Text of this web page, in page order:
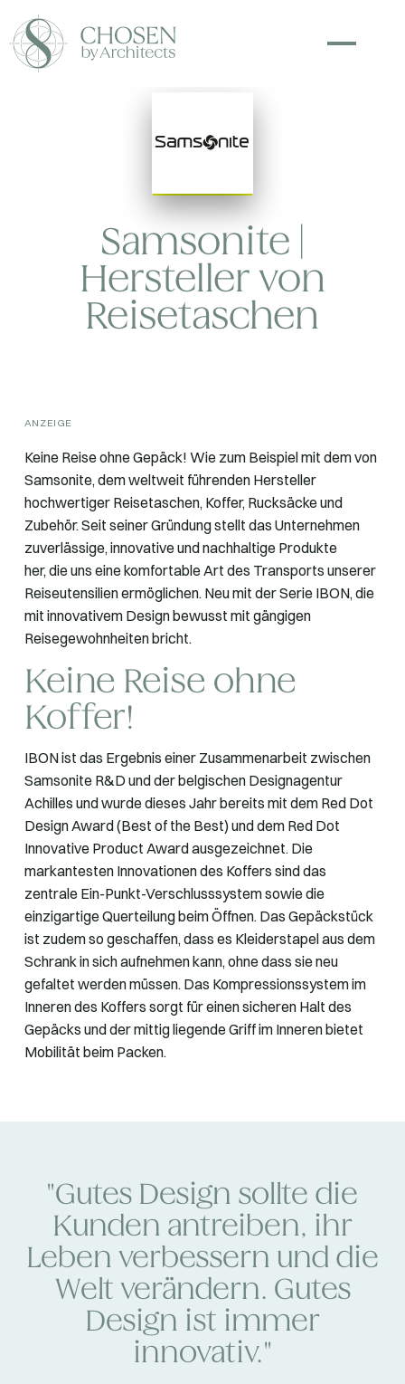
Samsonite |
Hersteller von
Reisetaschen
ANZEIGE
Keine Reise ohne Gepäck! Wie zum Beispiel mit dem von
Samsonite, dem weltweit führenden Hersteller
hochwertiger Reisetaschen, Koffer, Rucksäcke und
Zubehör. Seit seiner Gründung stellt das Unternehmen
zuverlässige, innovative und nachhaltige Produkte
her, die uns eine komfortable Art des Transports unserer
Reiseutensilien ermöglichen. Neu mit der Serie IBON, die
mit innovativem Design bewusst mit gängigen
Reisegewohnheiten bricht.
Keine Reise ohne
Koffer!
IBON ist das Ergebnis einer Zusammenarbeit zwischen
Samsonite R&D und der belgischen Designagentur
Achilles und wurde dieses Jahr bereits mit dem Red Dot
Design Award (Best of the Best) und dem Red Dot
Innovative Product Award ausgezeichnet. Die
markantesten Innovationen des Koffers sind das
zentrale Ein-Punkt-Verschlusssystem sowie die
einzigartige Querteilung beim Öffnen. Das Gepäckstück
ist zudem so geschaffen, dass es Kleiderstapel aus dem
Schrank in sich aufnehmen kann, ohne dass sie neu
gefaltet werden müssen. Das Kompressionssystem im
Inneren des Koffers sorgt für einen sicheren Halt des
Gepäcks und der mittig liegende Griff im Inneren bietet
Mobilität beim Packen.
"Gutes Design sollte die
Kunden antreiben, ihr
Leben verbessern und die
Welt verändern. Gutes
Design ist immer
innovativ."